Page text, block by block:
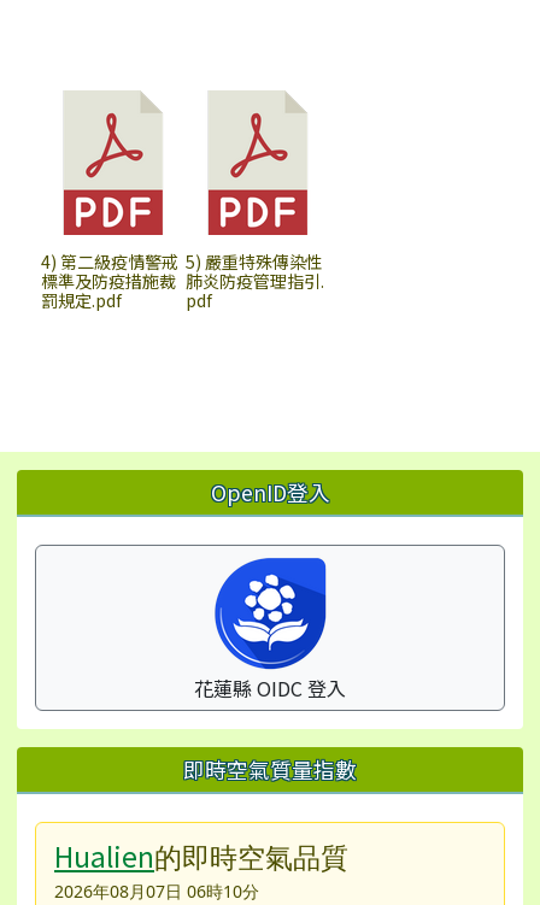
4) 第二級疫情警戒
標準及防疫措施裁
罰規定.pdf
5) 嚴重特殊傳染性
肺炎防疫管理指引.
pdf
左邊區域內容 OpenID登入
花蓮縣 OIDC 登入
即時空氣質量指數
Hualien的即時空氣品質
2026年08月07日 06時10分